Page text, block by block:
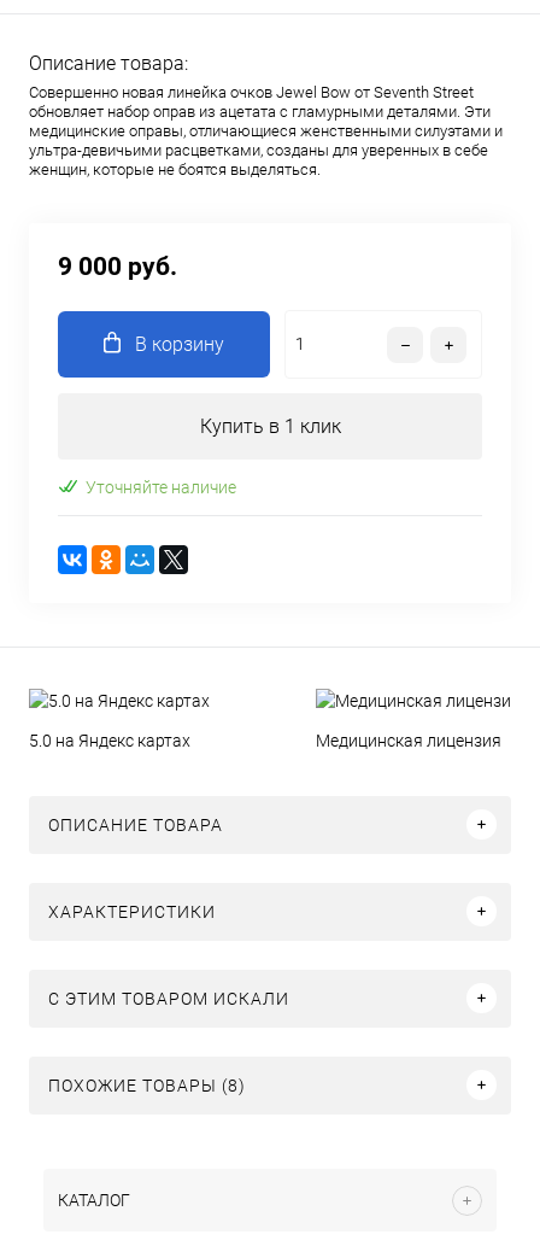
Описание товара:
Совершенно новая линейка очков Jewel Bow от Seventh Street
обновляет набор оправ из ацетата с гламурными деталями. Эти
медицинские оправы, отличающиеся женственными силуэтами и
ультра-девичьими расцветками, созданы для уверенных в себе
женщин, которые не боятся выделяться.
9 000 руб.
В корзину
Купить в 1 клик
Уточняйте наличие
5.0 на Яндекс картах Медицинская лицензия
ОПИСАНИЕ ТОВАРА
ХАРАКТЕРИСТИКИ
C ЭТИМ ТОВАРОМ ИСКАЛИ
ПОХОЖИЕ ТОВАРЫ (8)
КАТАЛОГ